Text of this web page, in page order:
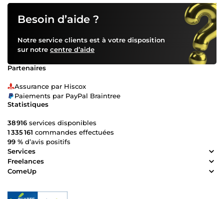
Besoin d’aide ?
Notre service clients est à votre disposition
sur notre centre d’aide
Partenaires
Assurance par Hiscox
Paiements par PayPal Braintree
Statistiques
38 916 services disponibles
1 335 161 commandes effectuées
99 % d’avis positifs
Services
Freelances
ComeUp